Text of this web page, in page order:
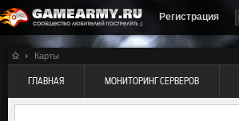
Регистрация
Карты
ГЛАВНАЯ МОНИТОРИНГ СЕРВЕРОВ